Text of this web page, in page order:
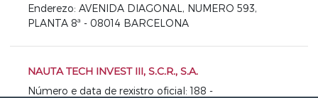
Enderezo: AVENIDA DIAGONAL, NUMERO 593,
PLANTA 8ª - 08014 BARCELONA
NAUTA TECH INVEST III, S.C.R., S.A.
Número e data de rexistro oficial: 188 -